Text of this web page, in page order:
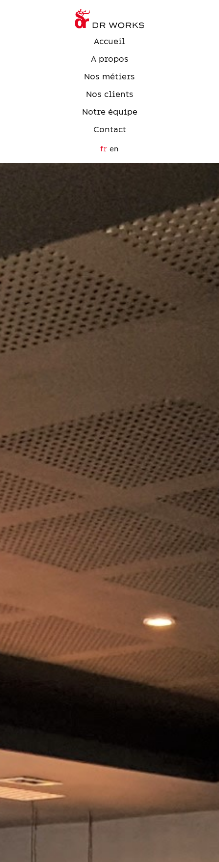
Accueil
A propos
Nos métiers
Nos clients
Notre équipe
Contact
fr en